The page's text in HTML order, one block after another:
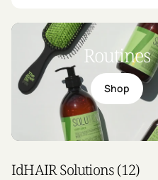
Routines
Shop
IdHAIR Solutions (12)